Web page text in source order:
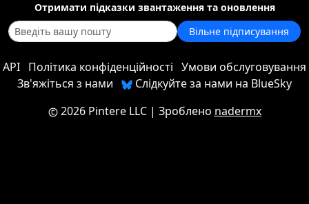
Отримати підказки звантаження та оновлення
Вільне підписування
API Політика конфіденційності Умови обслуговування
Зв'яжіться з нами
Слідкуйте за нами на BlueSky
2026 Pintere LLC| Зроблено nadermx